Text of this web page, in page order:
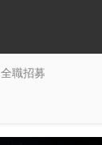
全職招募